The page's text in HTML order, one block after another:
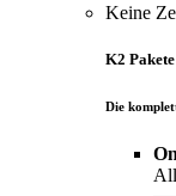
Keine
K2 Pakete
Die